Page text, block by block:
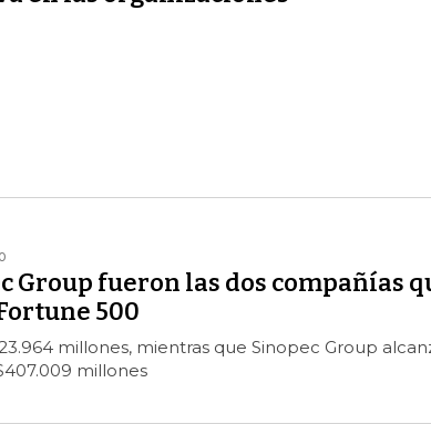
Group fueron las dos compañías
500
millones, mientras que Sinopec Group
millones